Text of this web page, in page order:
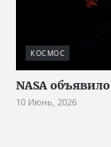
КОСМОС
NASA
10 Июнь, 2026